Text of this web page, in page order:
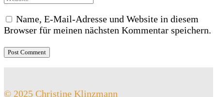
Name, E-Mail-Adresse und Website in diesem
Browser für meinen nächsten Kommentar speichern.
© 2025 Christine Klinzmann